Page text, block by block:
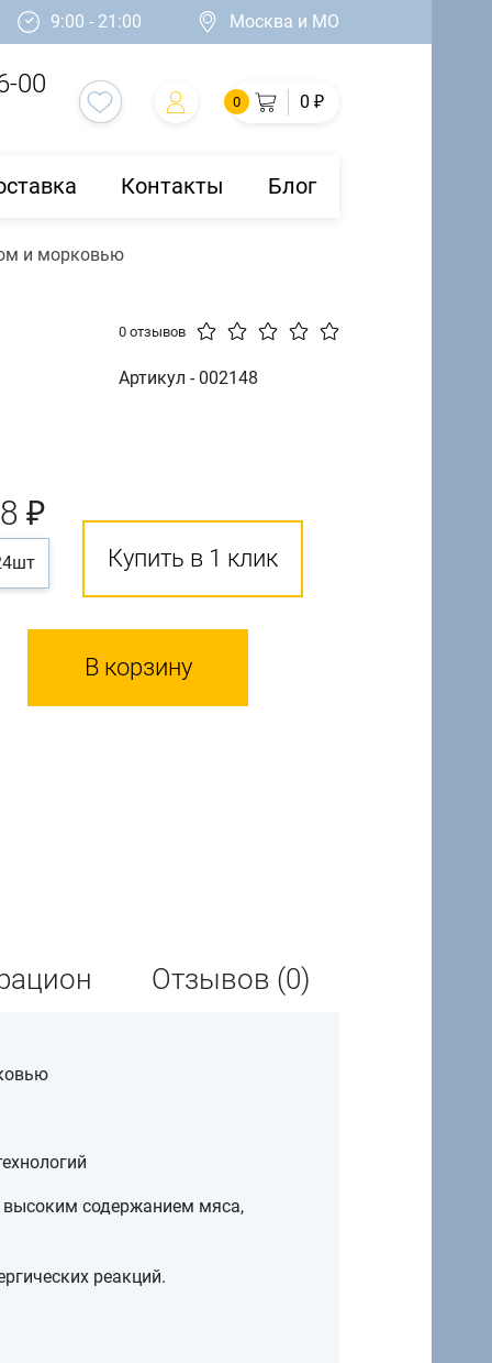
9:00 - 21:00 Москва и МО
00
0 0 ₽
Контакты Блог
и морковью
0 отзывов
Артикул - 002148
₽
Купить в 1 клик
В корзину
Отзывов (0)
высоким содержанием мяса,
реакций.